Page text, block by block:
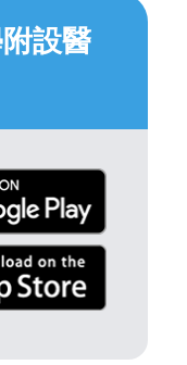
設醫